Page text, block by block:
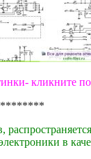
кликните
в